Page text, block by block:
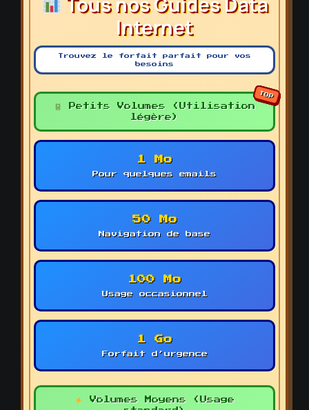
Internet
Trouvez le forfait parfait pour vos
besoins
Petits Volumes (Utilisation
légère)
1 Mo
Pour quelques emails
50 Mo
Navigation de base
100 Mo
Usage occasionnel
1 Go
Forfait d’urgence
Volumes Moyens (Usage
TOP
TOP
TOP
TOP